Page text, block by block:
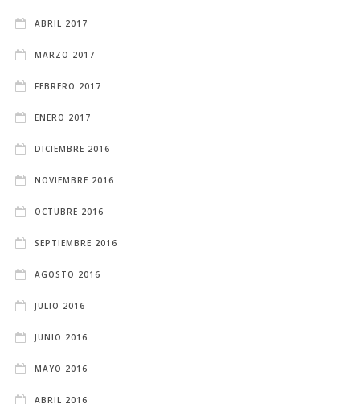
ABRIL 2017
MARZO 2017
FEBRERO 2017
ENERO 2017
DICIEMBRE 2016
NOVIEMBRE 2016
OCTUBRE 2016
SEPTIEMBRE 2016
AGOSTO 2016
JULIO 2016
JUNIO 2016
MAYO 2016
ABRIL 2016